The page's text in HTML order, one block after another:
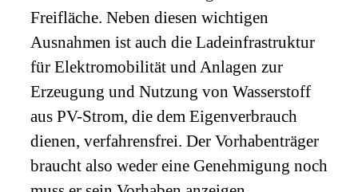
Freifläche. Neben diesen wichtigen
Ausnahmen ist auch die Ladeinfrastruktur
für Elektromobilität und Anlagen zur
Erzeugung und Nutzung von Wasserstoff
aus PV-Strom, die dem Eigenverbrauch
dienen, verfahrensfrei. Der Vorhabenträger
braucht also weder eine Genehmigung noch